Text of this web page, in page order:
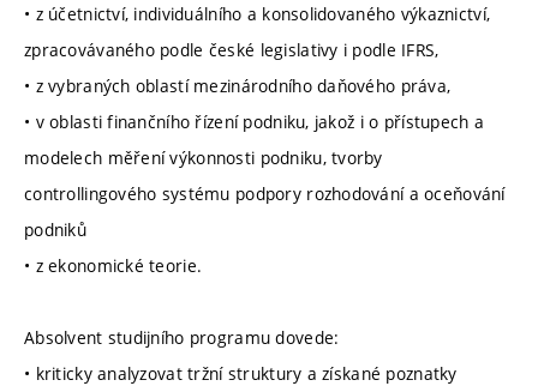
• z účetnictví, individuálního a konsolidovaného výkaznictví,
zpracovávaného podle české legislativy i podle IFRS,
• z vybraných oblastí mezinárodního daňového práva,
• v oblasti finančního řízení podniku, jakož i o přístupech a
modelech měření výkonnosti podniku, tvorby
controllingového systému podpory rozhodování a oceňování
podniků
• z ekonomické teorie.
Absolvent studijního programu dovede:
• kriticky analyzovat tržní struktury a získané poznatky